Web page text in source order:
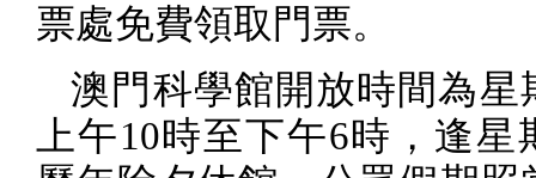
票處免費領取門票。
澳門科學館開放時間為星
上午10時至下午6時，逢星